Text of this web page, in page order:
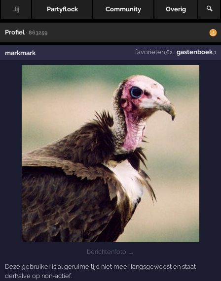
Jij Partyflock Community Overig 🔍
Profiel · 863259
markmark favorieten,62 · gastenboek,1
berichtenfoto →
Deze gebruiker is al geruime tijd niet meer langsgeweest en staat
derhalve op non-actief.